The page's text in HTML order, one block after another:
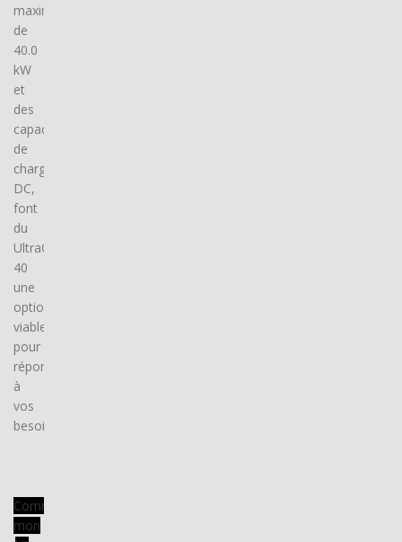
maximale
de
40.0
kW
et
des
capacités
de
charge
DC,
font
du
UltraCharge
40
une
option
viable
pour
répondre
à
vos
besoins.
Commander
mon